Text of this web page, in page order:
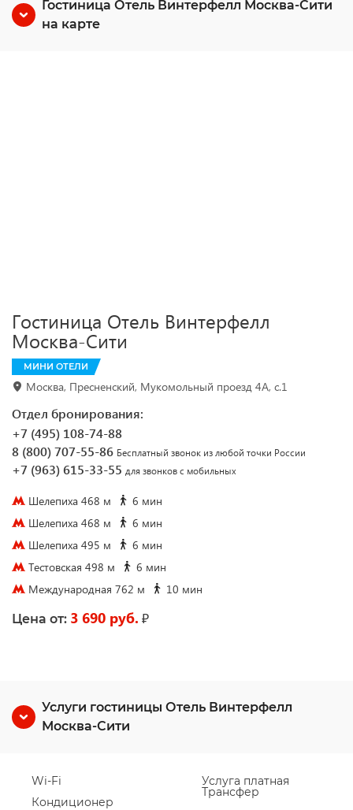
Гостиница Отель Винтерфелл Москва-Сити
на карте
Гостиница Отель Винтерфелл
Москва-Сити
МИНИ ОТЕЛИ
Москва, Пресненский, Мукомольный проезд 4A, c.1
Отдел бронирования:
+7 (495) 108-74-88
8 (800) 707-55-86 Бесплатный звонок из любой точки России
+7 (963) 615-33-55 для звонков с мобильных
Шелепиха 468 м
6 мин
Шелепиха 468 м
6 мин
Шелепиха 495 м
6 мин
Тестовская 498 м
6 мин
Международная 762 м
10 мин
Цена от: 3 690 руб. ₽
Услуги гостиницы Отель Винтерфелл
Москва-Сити
Wi-Fi
Кондиционер
Услуга платная
Трансфер